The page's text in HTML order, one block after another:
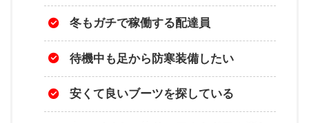
冬もガチで稼働する配達員
待機中も足から防寒装備したい
安くて良いブーツを探している